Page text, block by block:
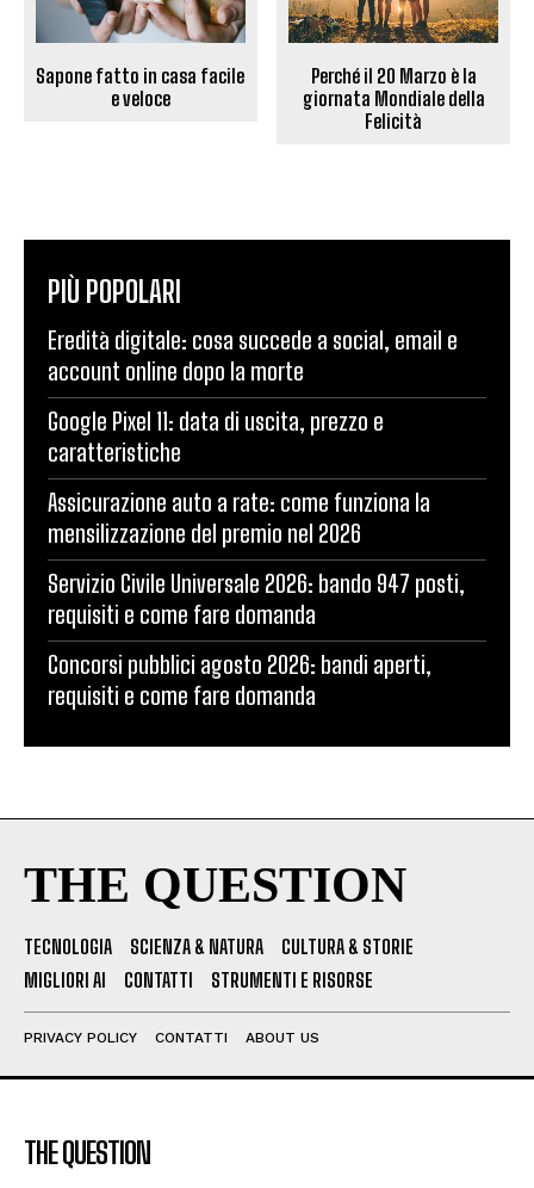
Sapone fatto in casa facile
e veloce
Perché il 20 Marzo è la
giornata Mondiale della
Felicità
PIÙ POPOLARI
Eredità digitale: cosa succede a social, email e
account online dopo la morte
Google Pixel 11: data di uscita, prezzo e
caratteristiche
Assicurazione auto a rate: come funziona la
mensilizzazione del premio nel 2026
Servizio Civile Universale 2026: bando 947 posti,
requisiti e come fare domanda
Concorsi pubblici agosto 2026: bandi aperti,
requisiti e come fare domanda
THE QUESTION
TECNOLOGIA SCIENZA & NATURA
CULTURA & STORIE
MIGLIORI AI
CONTATTI STRUMENTI E RISORSE
PRIVACY POLICY CONTATTI ABOUT US
THE QUESTION